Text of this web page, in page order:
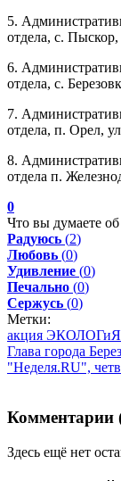
5.
отдела, с.
6.
отдела, с.
7.
отдела, п. Орел,
8.
отдела п.
0
Что вы думаете
Радуюсь (2)
Любовь (0)
Удивление (0)
Печально (0)
Сержусь (0)
Метки:
акция ЭКОЛОГиЯ
Глава города
"Неделя.RU",
Комментарии
Здесь ещё нет